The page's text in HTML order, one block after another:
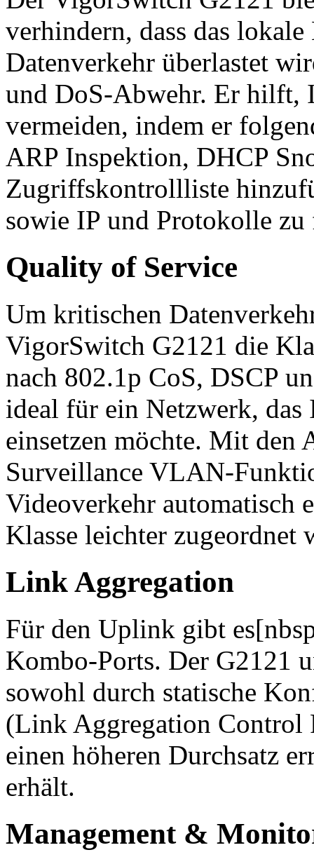
verhindern, dass das
Datenverkehr überlastet
und DoS-Abwehr. Er hilft,
vermeiden, indem er
ARP Inspektion, DHCP
Zugriffskontrollliste
sowie IP und Protokolle
Quality of Service
Um kritischen
VigorSwitch G2121 die
nach 802.1p CoS, DSCP
ideal für ein Netzwerk, das
einsetzen möchte. Mit
Surveillance VLAN-
Videoverkehr automatisch
Klasse leichter zugeordnet
Link Aggregation
Für den Uplink gibt
Kombo-Ports. Der G2121
sowohl durch statische
(Link Aggregation Control
einen höheren Durchsatz
erhält.
Management &